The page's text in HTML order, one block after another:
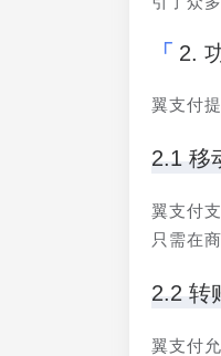
2.
翼支付
2.1 移
翼支付
只需在
2.2 转
翼支付